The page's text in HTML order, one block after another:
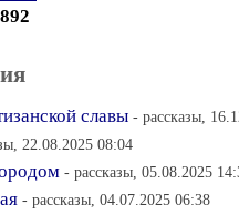
славы - рассказы,
22.08.2025 08:04
- рассказы, 05.08.2025
- рассказы, 04.07.2025 06:38